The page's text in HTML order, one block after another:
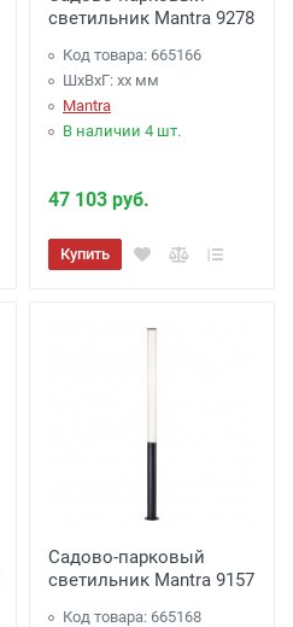
светильник Mantra 9278
Код товара: 665166
ШхВхГ: xx мм
Mantra
В наличии 4 шт.
47 103 руб.
Купить
Садово-парковый
светильник Mantra 9157
Код товара: 665168